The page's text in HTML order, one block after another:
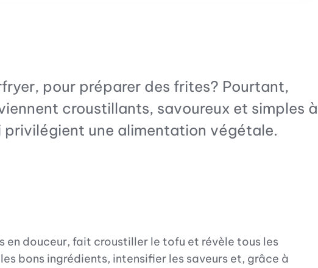
pour préparer des frites? Pourtant,
croustillants, savoureux et simples à
une alimentation végétale.
en douceur, fait croustiller le tofu et révèle tous les
bons ingrédients, intensifier les saveurs et, grâce à